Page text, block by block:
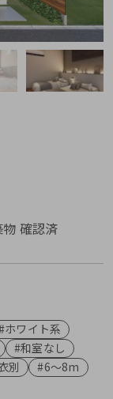
確認済
ホワイト系
#和室なし
別
#6〜8m